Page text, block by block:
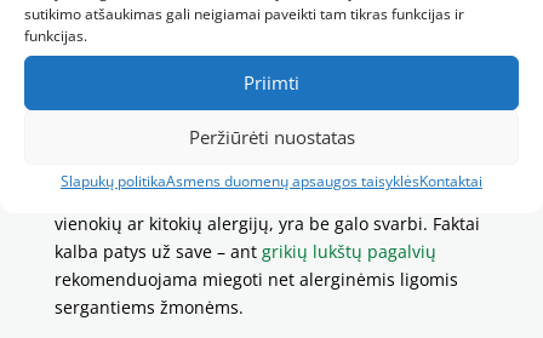
sutikimo atšaukimas gali neigiamai paveikti tam tikras funkcijas ir
funkcijas.
Priimti
Peržiūrėti nuostatas
Slapukų politikaAsmens duomenų apsaugos taisyklėsKontaktai
galva išlieka vėsi. Tai labai svarbu, nes jeigu miego
metu galva prakaituoja, atsibudę jaučiamės
Dar vienas didžiulis grikių lukštų pagalvių ar
čiužinukų privalumas yra tai, kad jienesukelia
dabartiniais laikais, kai vis daugiau vaikų turi
vienokių ar kitokių alergijų, yra be galo svarbi. Faktai
kalba patys už save – ant grikių lukštų pagalvių
rekomenduojama miegoti net alerginėmis ligomis
sergantiems žmonėms.